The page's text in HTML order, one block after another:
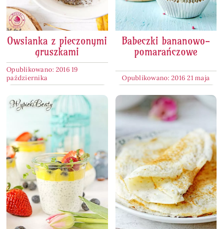
Owsianka z pieczonymi
gruszkami
Opublikowano: 2016 19
października
Babeczki bananowo-
pomarańczowe
Opublikowano: 2016 21 maja